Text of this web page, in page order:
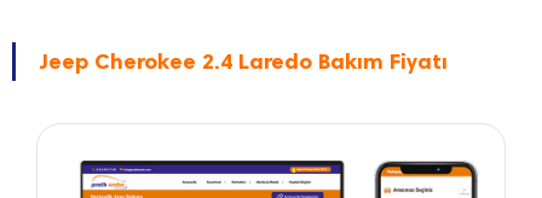
Jeep Cherokee 2.4 Laredo Bakım Fiyatı